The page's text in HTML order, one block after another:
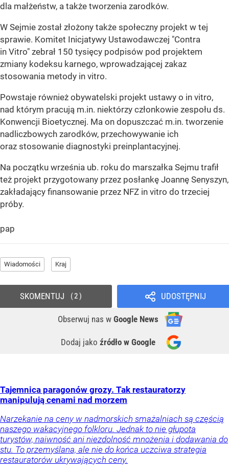
dla małżeństw, a także tworzenia zarodków.
W Sejmie został złożony także społeczny projekt w tej
sprawie. Komitet Inicjatywy Ustawodawczej "Contra
in Vitro" zebrał 150 tysięcy podpisów pod projektem
zmiany kodeksu karnego, wprowadzającej zakaz
stosowania metody in vitro.
Powstaje również obywatelski projekt ustawy o in vitro,
nad którym pracują m.in. niektórzy członkowie zespołu ds.
Konwencji Bioetycznej. Ma on dopuszczać m.in. tworzenie
nadliczbowych zarodków, przechowywanie ich
oraz stosowanie diagnostyki preinplantacyjnej.
Na początku września ub. roku do marszałka Sejmu trafił
też projekt przygotowany przez posłankę Joannę Senyszyn,
zakładający finansowanie przez NFZ in vitro do trzeciej
próby.
pap
Wiadomości Kraj
UDOSTĘPNIJ
Obserwuj nas w Google News
Dodaj jako źródło w Google
SKOMENTUJ 2
Tajemnica paragonów grozy. Tak restauratorzy
manipulują cenami nad morzem
Narzekanie na ceny w nadmorskich smażalniach są częścią
naszego wakacyjnego folkloru. Jednak to nie głupota
turystów, naiwność ani niezdolność mnożenia i dodawania do
stu. To przemyślana, ale nie do końca uczciwa strategia
restauratorów ukrywających ceny.